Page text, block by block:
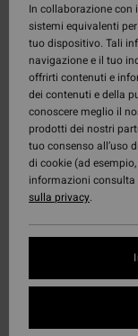
In collaborazione con
sistemi equivalenti
tuo dispositivo. Tali
navigazione e il tuo
offrirti contenuti e
dei contenuti e della
conoscere meglio il
prodotti dei nostri
tuo consenso all’uso
di cookie (ad
informazioni consulta
sulla privacy.